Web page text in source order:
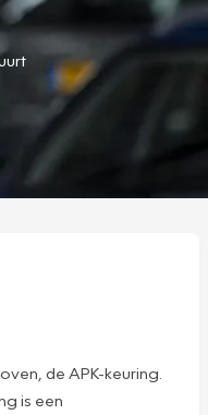
de APK-keuring.
is een